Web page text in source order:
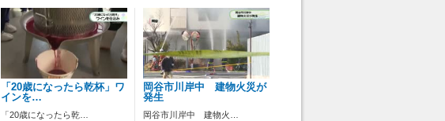
「20歳になったら乾杯」ワ
インを…
「20歳になったら乾…
岡谷市川岸中 建物火災が
発生
岡谷市川岸中 建物火…